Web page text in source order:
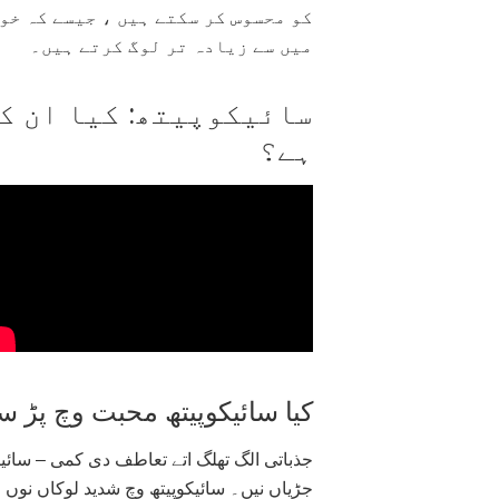
کو محسوس کر سکتے ہیں ، جیسے کہ
میں سے زیادہ تر لوگ کرتے ہیں۔
سائیکوپیتھ: کیا ان
ہے؟
کیا سائیکوپیتھ محبت وچ پڑ
جذباتی الگ تھلگ اتے تعاطف دی کمی –
جڑیاں نیں۔ سائیکوپیتھ وچ شدید لوکاں